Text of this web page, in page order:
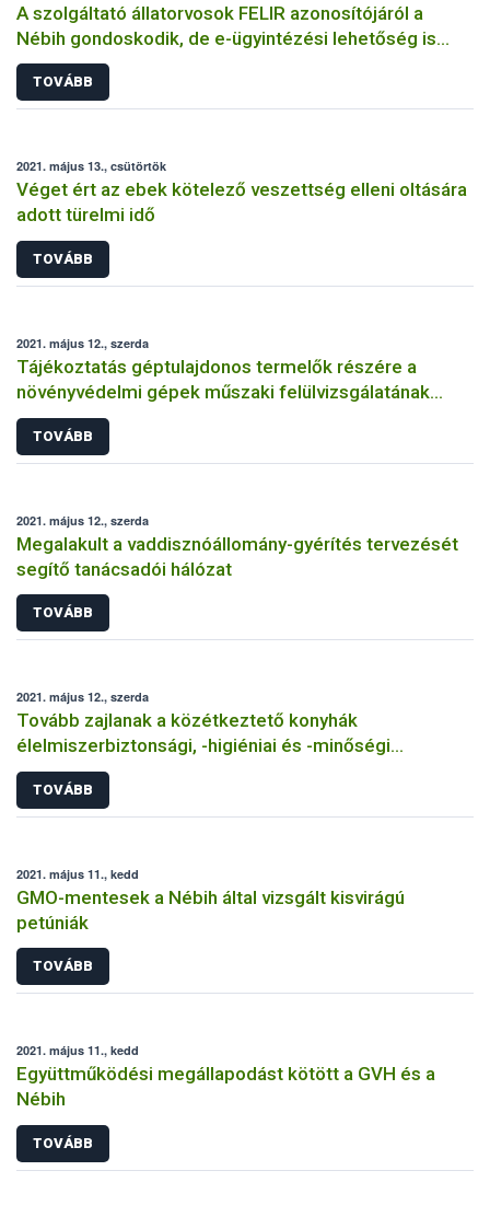
A szolgáltató állatorvosok FELIR azonosítójáról a
Nébih gondoskodik, de e-ügyintézési lehetőség is
rendelkezésre áll
TOVÁBB
2021. május 13., csütörtök
Véget ért az ebek kötelező veszettség elleni oltására
adott türelmi idő
TOVÁBB
2021. május 12., szerda
Tájékoztatás géptulajdonos termelők részére a
növényvédelmi gépek műszaki felülvizsgálatának
kötelezőségéről
TOVÁBB
2021. május 12., szerda
Megalakult a vaddisznóállomány-gyérítés tervezését
segítő tanácsadói hálózat
TOVÁBB
2021. május 12., szerda
Tovább zajlanak a közétkeztető konyhák
élelmiszerbiztonsági, -higiéniai és -minőségi
minősítései
TOVÁBB
2021. május 11., kedd
GMO-mentesek a Nébih által vizsgált kisvirágú
petúniák
TOVÁBB
2021. május 11., kedd
Együttműködési megállapodást kötött a GVH és a
Nébih
TOVÁBB